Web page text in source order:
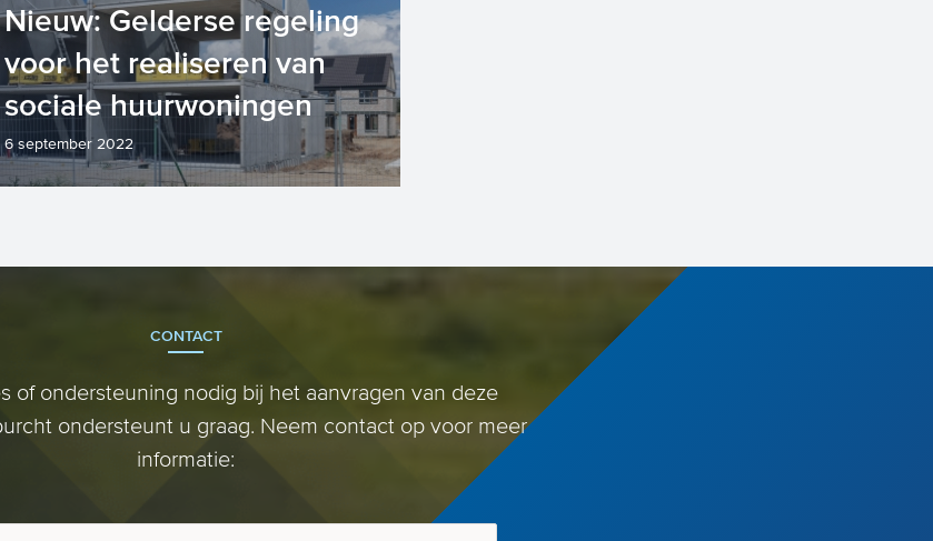
Nieuw: Gelderse regeling
voor het realiseren van
sociale huurwoningen
6 september 2022
Nederland. Naast landelijke
CONTACT
of ondersteuning nodig bij het aanvragen van deze
ondersteunt u graag. Neem contact op voor meer
informatie: